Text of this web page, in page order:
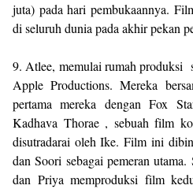
juta) pada hari pembukaannya.
di seluruh dunia pada akhir pekan
9. Atlee, memulai rumah produksi
Apple Productions. Mereka
pertama mereka dengan Fox
Kadhava Thorae , sebuah film
disutradarai oleh Ike. Film ini
dan Soori sebagai pemeran
dan Priya memproduksi film